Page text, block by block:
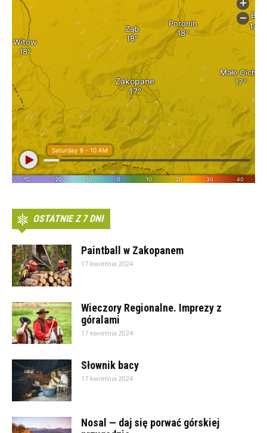
OSTATNIE Z 7 DNI
Paintball w Zakopanem
17 kwietnia 2024
Wieczory Regionalne. Imprezy z
góralami
17 kwietnia 2024
Słownik bacy
17 kwietnia 2024
Nosal — daj się porwać górskiej